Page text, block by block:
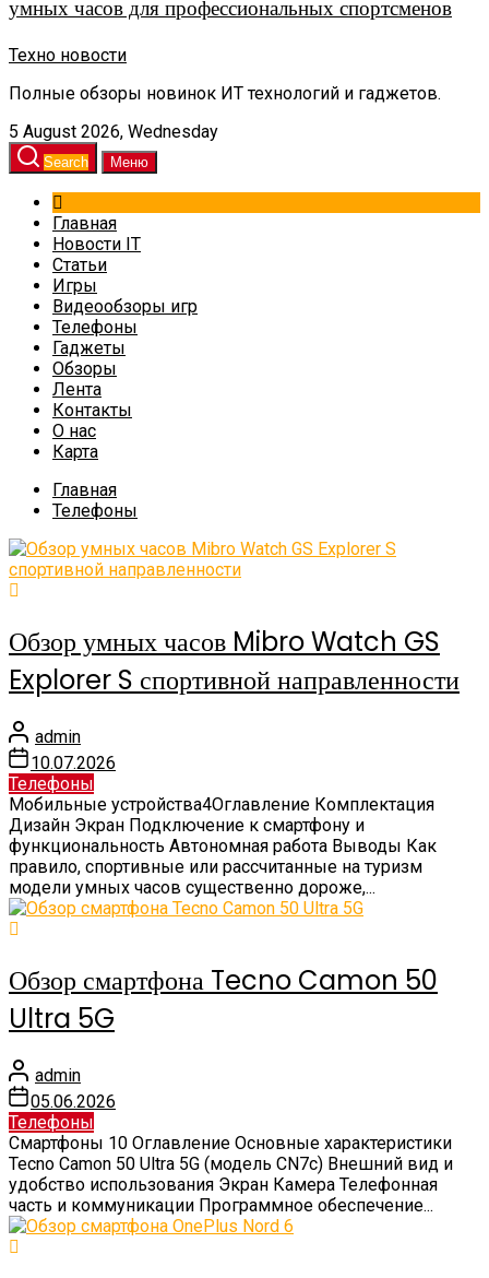
умных часов для профессиональных спортсменов
Техно новости
Полные обзоры новинок ИТ технологий и гаджетов.
5 August 2026, Wednesday
Search Меню
Главная
Новости IT
Статьи
Игры
Видеообзоры игр
Телефоны
Гаджеты
Обзоры
Лента
Контакты
О нас
Карта
Главная
Телефоны
Обзор умных часов Mibro Watch GS
Explorer S спортивной направленности
admin
10.07.2026
Телефоны
Мобильные устройства4Оглавление Комплектация
Дизайн Экран Подключение к смартфону и
функциональность Автономная работа Выводы Как
правило, спортивные или рассчитанные на туризм
модели умных часов существенно дороже,...
Обзор смартфона Tecno Camon 50
Ultra 5G
admin
05.06.2026
Телефоны
Смартфоны 10 Оглавление Основные характеристики
Tecno Camon 50 Ultra 5G (модель CN7c) Внешний вид и
удобство использования Экран Камера Телефонная
часть и коммуникации Программное обеспечение...